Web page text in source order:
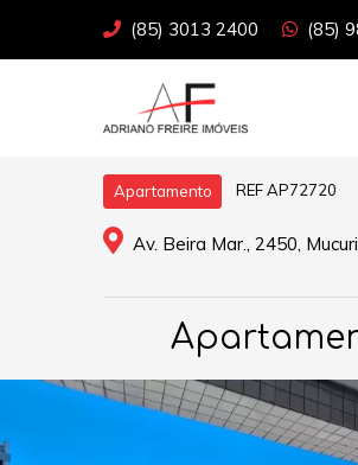
(85) 3013 2400 (85)
Apartamento REF AP72720
Av. Beira Mar., 2450,